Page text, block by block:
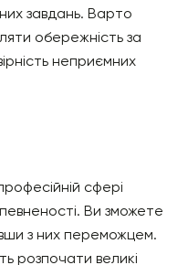
завдань. Варто
обережність за
неприємних
сфері
Ви зможете
з них переможцем.
розпочати великі